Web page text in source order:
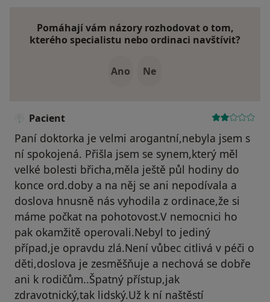
Pomáhají vám názory rozhodovat o tom,
kterého specialistu nebo ordinaci navštívit?
Ano Ne
Pacient
Paní doktorka je velmi arogantní,nebyla jsem s
ní spokojená. Přišla jsem se synem,který měl
velké bolesti břicha,měla ještě půl hodiny do
konce ord.doby a na něj se ani nepodívala a
doslova hnusně nás vyhodila z ordinace,že si
máme počkat na pohotovost.V nemocnici ho
pak okamžitě operovali.Nebyl to jediný
případ,je opravdu zlá.Není vůbec citlivá v péči o
děti,doslova je zesměšňuje a nechová se dobře
ani k rodičům..Špatný přístup,jak
zdravotnický,tak lidský.Už k ní naštěstí